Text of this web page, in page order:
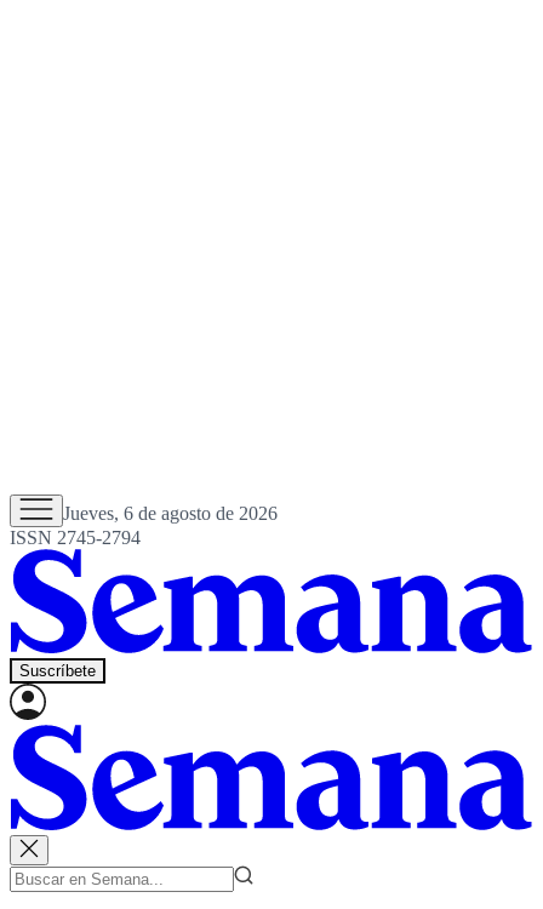
Jueves, 6 de agosto de 2026
ISSN 2745-2794
Suscríbete